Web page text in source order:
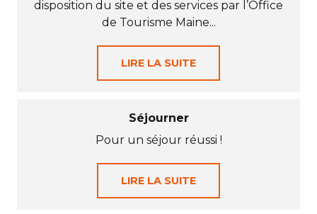
disposition du site et des services par l’Office
de Tourisme Maine...
LIRE LA SUITE
Séjourner
Pour un séjour réussi !
LIRE LA SUITE